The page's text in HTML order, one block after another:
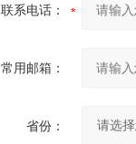
联系电话：
常用邮箱：
省份：